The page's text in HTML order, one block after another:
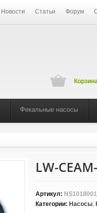
Новости Статьи Форум
Фекальные насосы
LW-
Артикул:
Категории: Насосы,